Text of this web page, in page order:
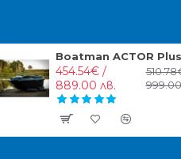
454.54€ /
889.00 лв.